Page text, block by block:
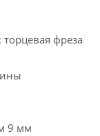
фреза
9 мм